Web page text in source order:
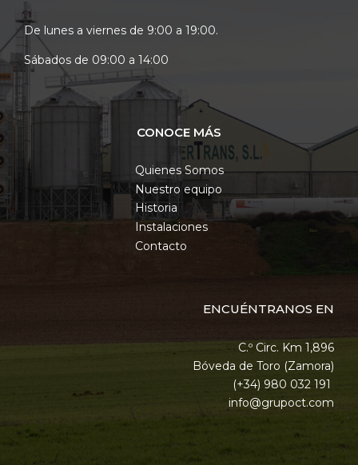
De lunes a viernes de 9:00 a 19:00.
Sábados de 09:00 a 14:00
CONOCE MÁS
Quienes Somos
Nuestro equipo
Historia
Instalaciones
Contacto
ENCUÉNTRANOS EN
C.º Circ. Km 1,896
Bóveda de Toro (Zamora)
(+34) 980 032 191
info@grupoct.com